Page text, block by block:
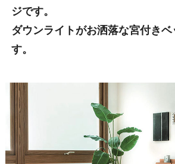
ジです。
ダウンライトがお洒落な宮付き
す。